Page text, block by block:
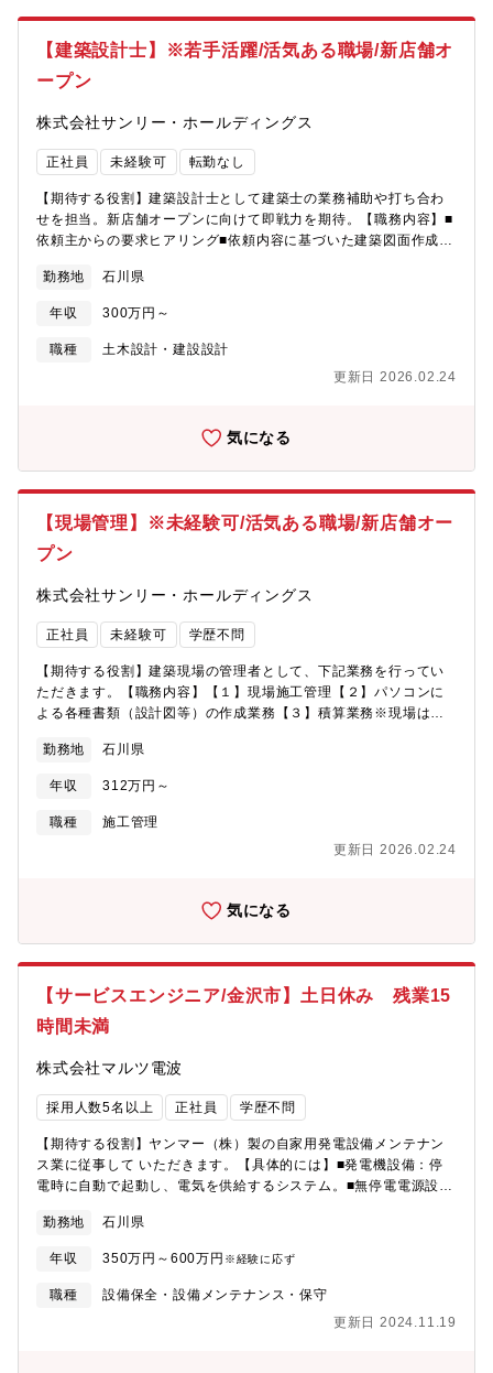
【建築設計士】※若手活躍/活気ある職場/新店舗オ
ープン
株式会社サンリー・ホールディングス
正社員 未経験可 転勤なし
【期待する役割】建築設計士として建築士の業務補助や打ち合わ
せを担当。新店舗オープンに向けて即戦力を期待。【職務内容】■
依頼主からの要求ヒアリング■依頼内容に基づいた建築図面作成■
ープン予定のため人員募集【魅力】社内行事として決起会や懇親
会を行うなど社内での交流が盛んな会社です。若手が多く活躍し
ており、活気にあふれた雰囲気で仕事をすることができます。
「三方良し（顧客/社員/社会）」「挑戦と革新」の理念を大事にし
にもコミットする社風です。また、2022年から女子バレーボール
勤務地 石川県
年収 300万円～
職種
土木設計・建設設計
更新日 2026.02.24
気になる
【現場管理】※未経験可/活気ある職場/新店舗オー
プン
株式会社サンリー・ホールディングス
正社員 未経験可 学歴不問
【期待する役割】建築現場の管理者として、下記業務を行ってい
ただきます。【職務内容】【１】現場施工管理【２】パソコンに
よる各種書類（設計図等）の作成業務【３】積算業務※現場は、
現場へ向かいます。（社用車使用）【魅力】社内行事として決起
会や懇親会を行うなど社内での交流が盛んな会社です。若手が多
く活躍しており、活気にあふれた雰囲気で仕事をすることができ
ます。「三方良し（顧客/社員/社会）」「挑戦と革新」の理念を大
の成長にもコミットする社風です。また、2022年から女子バレー
勤務地 石川県
年収 312万円～
職種
施工管理
更新日 2026.02.24
気になる
【サービスエンジニア/金沢市】土日休み 残業15
時間未満
株式会社マルツ電波
採用人数5名以上 正社員 学歴不問
【期待する役割】ヤンマー（株）製の自家用発電設備メンテナン
ス業に従事して いただきます。【具体的には】■発電機設備：停
電時に自動で起動し、電気を供給するシステム。■無停電電源設
子機器を突然の停電から守ります。【魅力】■公共向けの事業です
ので、景気変動 や急な世の中の動きに左右されにくいです。その
ため事業として大きな安定感があり、社員皆が安心して働けるの
が最大の特徴です。■福利厚生充実：賞与5.6カ月分、残業15時間
勤務地 石川県
年収 350万円～600万円 ※経験に応ず
職種
設備保全・設備メンテナンス・保守
更新日 2024.11.19